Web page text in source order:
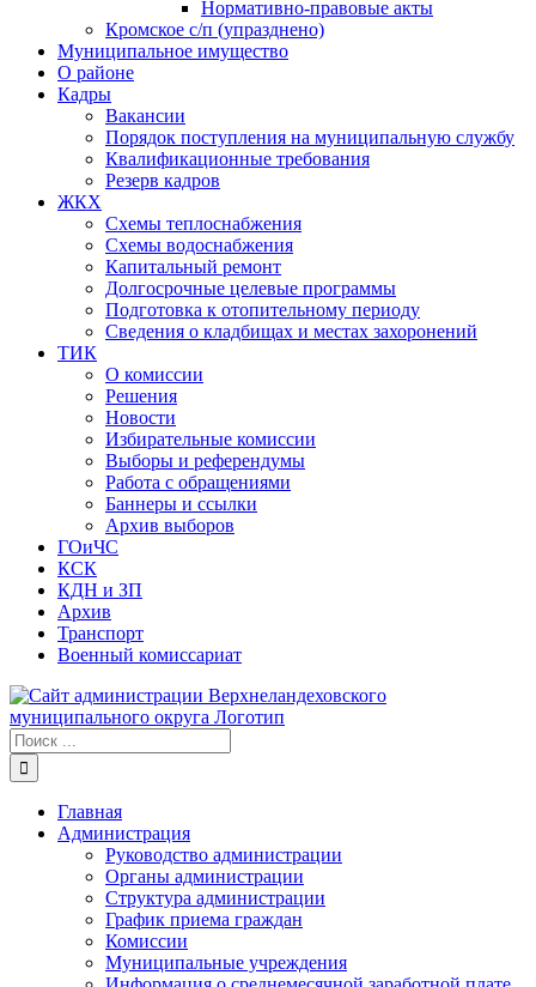
Нормативно-правовые акты
Кромское с/п (упразднено)
Муниципальное имущество
О районе
Кадры
Вакансии
Порядок поступления на муниципальную службу
Квалификационные требования
Резерв кадров
ЖКХ
Схемы теплоснабжения
Схемы водоснабжения
Капитальный ремонт
Долгосрочные целевые программы
Подготовка к отопительному периоду
Сведения о кладбищах и местах захоронений
ТИК
О комиссии
Решения
Новости
Избирательные комиссии
Выборы и референдумы
Работа с обращениями
Баннеры и ссылки
Архив выборов
ГОиЧС
КСК
КДН и ЗП
Архив
Транспорт
Военный комиссариат
Результат
поиска:
Главная
Администрация
Руководство администрации
Органы администрации
Структура администрации
График приема граждан
Комиссии
Муниципальные учреждения